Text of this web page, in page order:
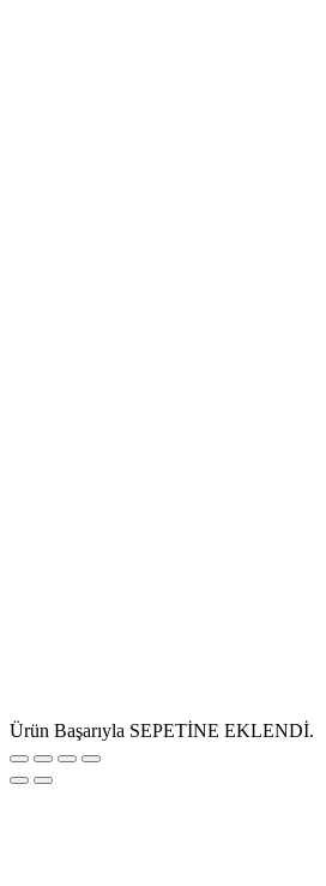
Ürün Başarıyla SEPETİNE EKLENDİ.